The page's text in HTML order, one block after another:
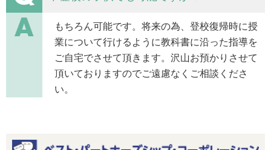
もちろん可能です。将来の為、登校復帰時に授
業について行けるように教科書に沿った指導を
ご自宅でさせて頂きます。沢山お預かりさせて
頂いておりますのでご遠慮なくご相談くださ
い。